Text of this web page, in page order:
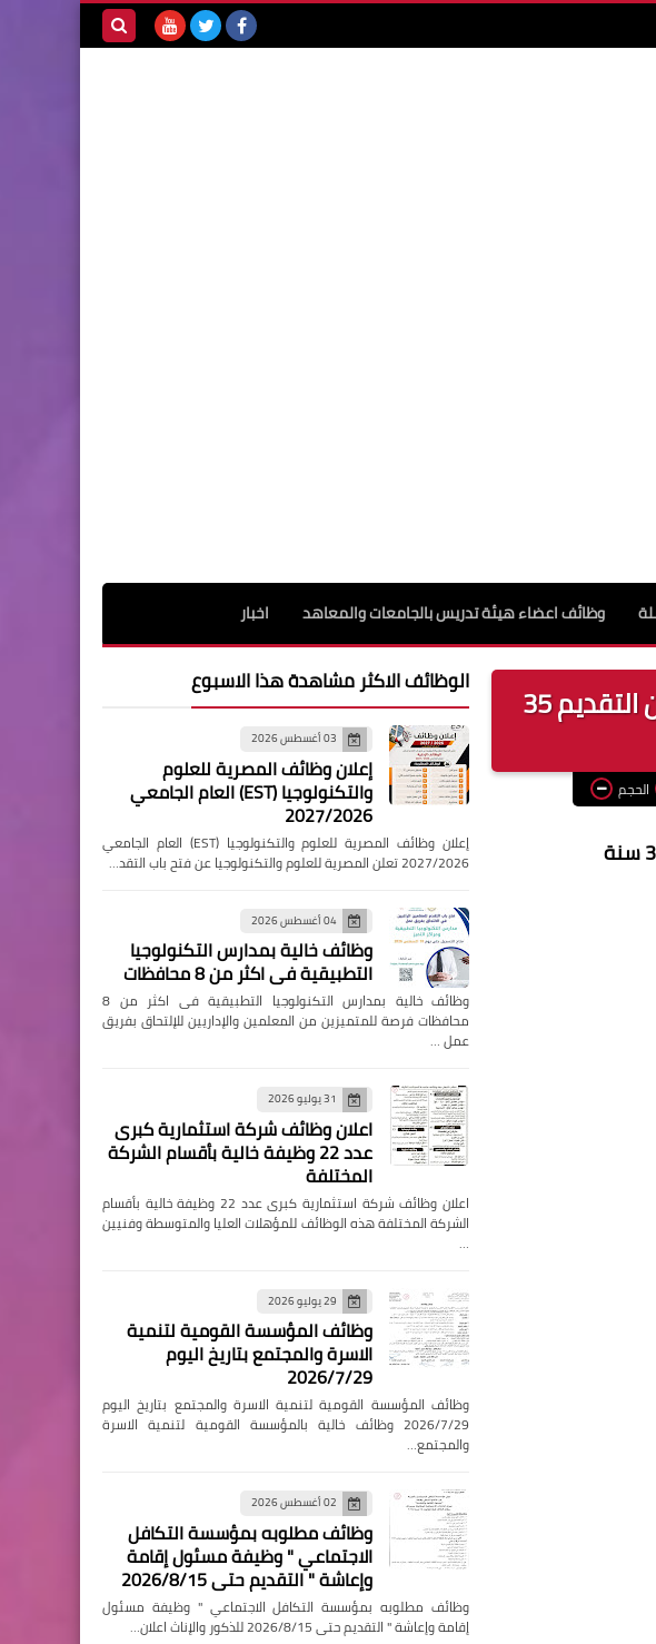
وظائف اعضاء هيئة تدريس بالجامعات والمعاهد اخبار
شركة Global Industries تطلب للتعيين مسؤلي إنتاج حد اقصى لسن التقديم 35
الحجم
الوظائف الاكثر مشاهدة هذا الاسبوع
03 أغسطس 2026
إعلان وظائف المصرية للعلوم
والتكنولوجيا (EST) العام الجامعي
2027/2026
إعلان وظائف المصرية للعلوم والتكنولوجيا (EST) العام الجامعي
2027/2026 تعلن المصرية للعلوم والتكنولوجيا عن فتح باب التقد…
04 أغسطس 2026
وظائف خالية بمدارس التكنولوجيا
التطبيقية فى اكثر من 8 محافظات
وظائف خالية بمدارس التكنولوجيا التطبيقية فى اكثر من 8
محافظات فرصة للمتميزين من المعلمين والإداريين للإلتحاق بفريق
عمل …
31 يوليو 2026
اعلان وظائف شركة استثمارية كبرى
عدد 22 وظيفة خالية بأقسام الشركة
المختلفة
اعلان وظائف شركة استثمارية كبرى عدد 22 وظيفة خالية بأقسام
الشركة المختلفة هذه الوظائف للمؤهلات العليا والمتوسطة وفنيين
…
29 يوليو 2026
وظائف المؤسسة القومية لتنمية
الاسرة والمجتمع بتاريخ اليوم
2026/7/29
وظائف المؤسسة القومية لتنمية الاسرة والمجتمع بتاريخ اليوم
2026/7/29 وظائف خالية بالمؤسسة القومية لتنمية الاسرة
والمجتمع…
02 أغسطس 2026
وظائف مطلوبه بمؤسسة التكافل
الاجتماعي " وظيفة مسئول إقامة
وإعاشة " التقديم حتى 2026/8/15
وظائف مطلوبه بمؤسسة التكافل الاجتماعي " وظيفة مسئول
إقامة وإعاشة " التقديم حتى 2026/8/15 للذكور والإناث اعلان…